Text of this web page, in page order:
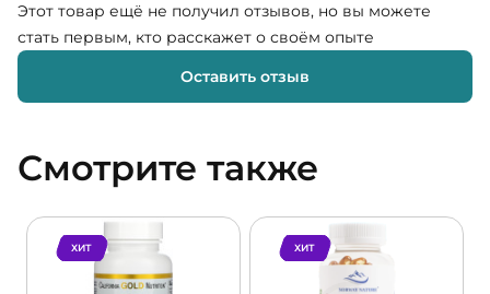
Этот товар ещё не получил отзывов, но вы можете
стать первым, кто расскажет о своём опыте
Оставить отзыв
Смотрите также
ХИТ ХИТ